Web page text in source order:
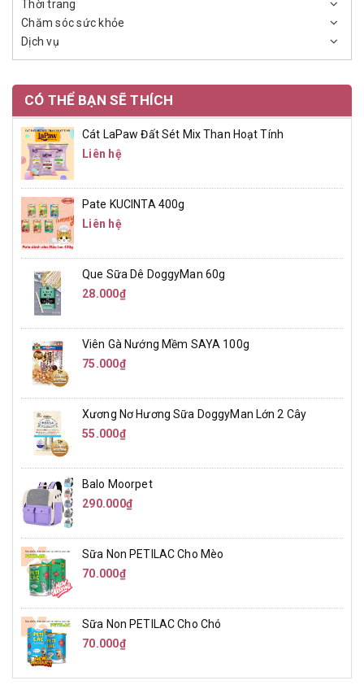
Thời trang
Chăm sóc sức khỏe
Dịch vụ
CÓ THỂ BẠN SẼ THÍCH
Cát LaPaw Đất Sét Mix Than Hoạt Tính
Liên hệ
Pate KUCINTA 400g
Liên hệ
Que Sữa Dê DoggyMan 60g
28.000₫
Viên Gà Nướng Mềm SAYA 100g
75.000₫
Xương Nơ Hương Sữa DoggyMan Lớn 2 Cây
55.000₫
Balo Moorpet
290.000₫
Sữa Non PETILAC Cho Mèo
70.000₫
Sữa Non PETILAC Cho Chó
70.000₫